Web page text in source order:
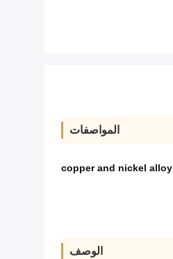
المواصفات
copper and nickel alloy
الوصف